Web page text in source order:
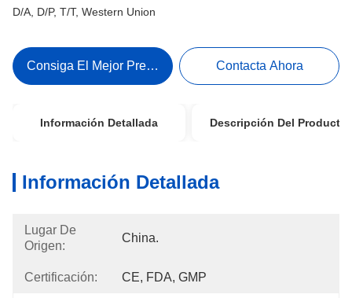
D/A, D/P, T/T, Western Union
Consiga El Mejor Precio Contacta Ahora
Información Detallada Descripción Del Producto
Información Detallada
Lugar De
Origen:
China.
Certificación: CE, FDA, GMP